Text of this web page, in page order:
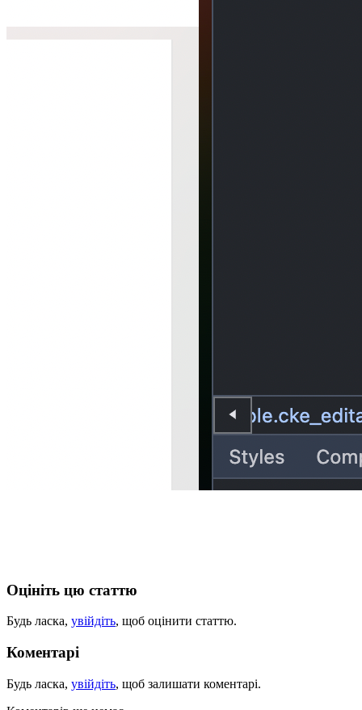
Оцініть цю статтю
Будь ласка, увійдіть, щоб оцінити статтю.
Коментарі
Будь ласка, увійдіть, щоб залишати коментарі.